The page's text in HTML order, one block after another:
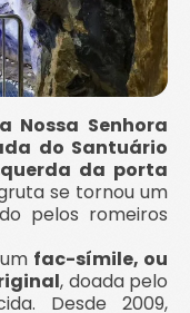
Nossa Senhora
do Santuário
da porta
se tornou um
pelos romeiros
fac-símile, ou
, doada pelo
Desde 2009,